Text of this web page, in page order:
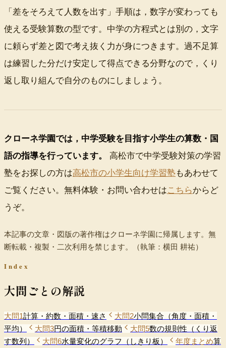
「差をそろえて人数を出す」手順は，数字が変わっても
使える受験算数の型です。中学の方程式とは別の，文字
に頼らず差と図で考え抜く力が身につきます。過不足算
は練習した分だけ安定して得点できる分野なので，くり
返し取り組んで自分のものにしましょう。
クローネ学園では，中学受験を目指す小学生の算数・国
語の指導を行っています。
高松市で中学受験対策の学習
塾をお探しの方は高松市の小学生向け学習塾 もあわせて
ご覧ください。無料体験・お問い合わせはこちらからど
うぞ。
本記事の文章・図版の著作権はクローネ学園に帰属します。無
断転載・複製・二次利用を禁じます。
（執筆：横田 耕祐）
Index
大問ごとの解説
大問1計算・約数・面積・速さ 大問2小問集合（角度・面積・
平均）
大問3円の面積・等積移動 大問5数の規則性（くり返
す数列）
大問6水量変化のグラフ（しきり板） 年度まとめ算